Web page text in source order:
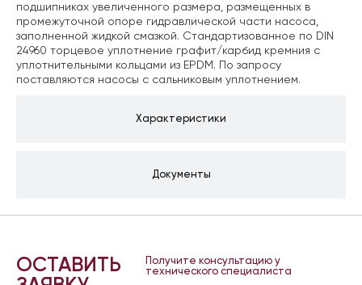
Характеристики
Документы
подшипниках увеличенного размера, размещенных в
промежуточной опоре гидравлической части насоса,
заполненной жидкой смазкой. Стандартизованное по DIN
24960 торцевое уплотнение графит/карбид кремния с
уплотнительными кольцами из EPDM. По запросу
поставляются насосы с сальниковым уплотнением.
ОСТАВИТЬ
Получите консультацию у
технического специалиста